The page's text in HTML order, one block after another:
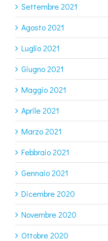
Settembre 2021
Agosto 2021
Luglio 2021
Giugno 2021
Maggio 2021
Aprile 2021
Marzo 2021
Febbraio 2021
Gennaio 2021
Dicembre 2020
Novembre 2020
Ottobre 2020